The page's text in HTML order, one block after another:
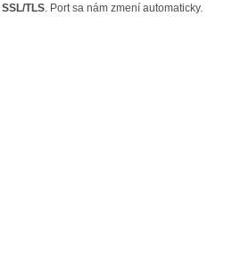
SSL/TLS. Port sa nám zmení automaticky.